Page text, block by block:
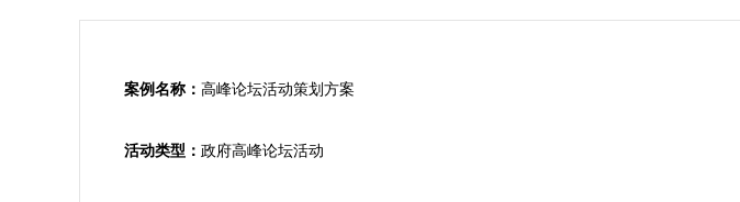
案例名称： 高峰论坛活动策划方案
活动类型： 政府高峰论坛活动